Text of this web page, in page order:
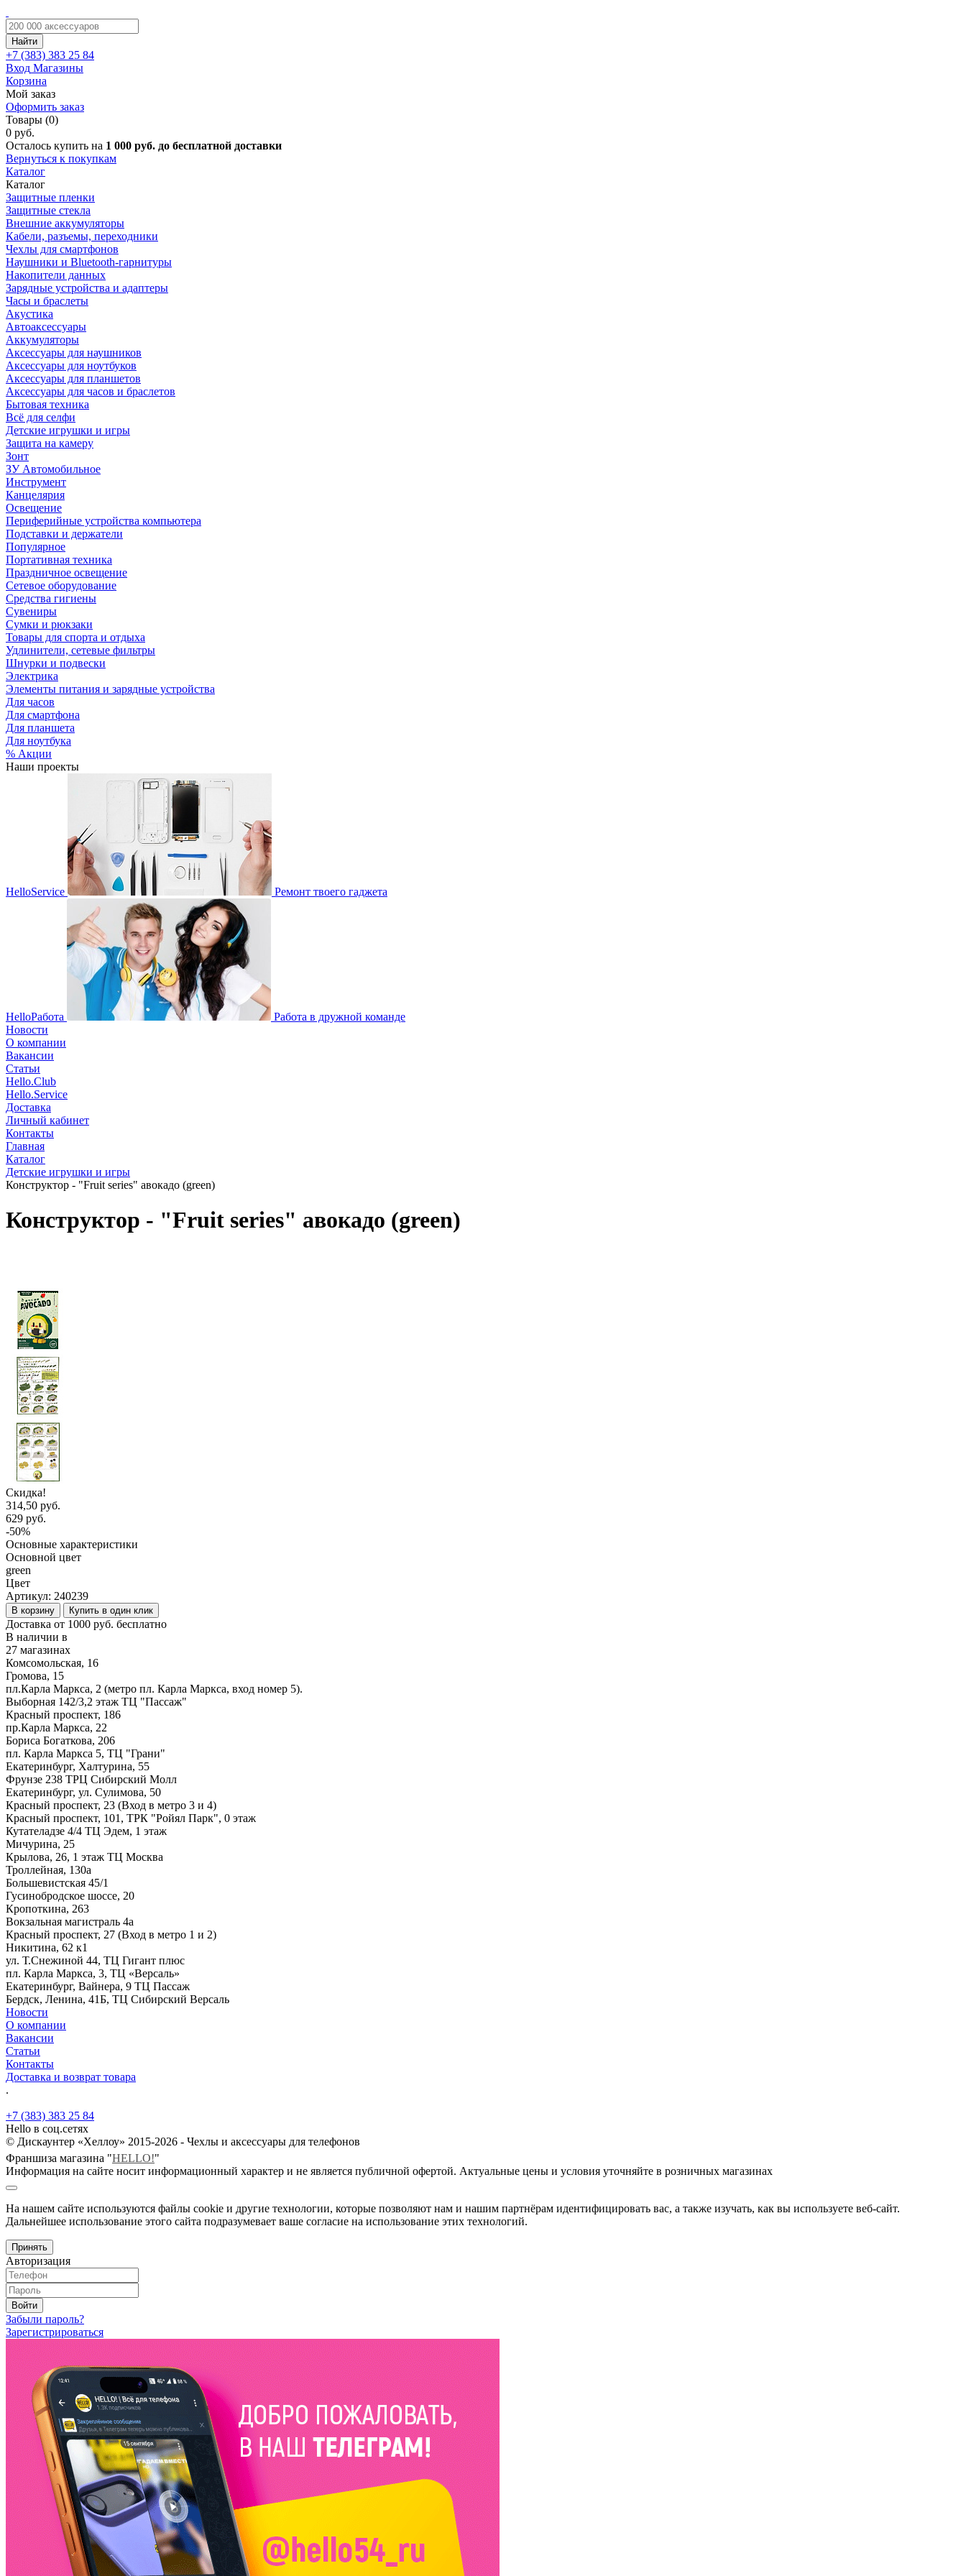
Найти
+7 (383) 383 25 84
Вход Магазины
Корзина
Мой заказ
Оформить заказ
Товары (0)
0 руб.
Осталось купить на 1 000 руб. до бесплатной доставки
Вернуться к покупкам
Каталог
Каталог
Защитные пленки
Защитные стекла
Внешние аккумуляторы
Кабели, разъемы, переходники
Чехлы для смартфонов
Наушники и Bluetooth-гарнитуры
Накопители данных
Зарядные устройства и адаптеры
Часы и браслеты
Акустика
Автоаксессуары
Аккумуляторы
Аксессуары для наушников
Аксессуары для ноутбуков
Аксессуары для планшетов
Аксессуары для часов и браслетов
Бытовая техника
Всё для селфи
Детские игрушки и игры
Защита на камеру
Зонт
ЗУ Автомобильное
Инструмент
Канцелярия
Освещение
Периферийные устройства компьютера
Подставки и держатели
Популярное
Портативная техника
Праздничное освещение
Сетевое оборудование
Средства гигиены
Сувениры
Сумки и рюкзаки
Товары для спорта и отдыха
Удлинители, сетевые фильтры
Шнурки и подвески
Электрика
Элементы питания и зарядные устройства
Для часов
Для смартфона
Для планшета
Для ноутбука
% Акции
Наши проекты
HelloService Ремонт твоего гаджета
HelloРабота
Работа в дружной команде
Новости
О компании
Вакансии
Статьи
Hello.Club
Hello.Service
Доставка
Личный кабинет
Контакты
Главная
Каталог
Детские игрушки и игры
Конструктор - "Fruit series" авокадо (green)
Конструктор - "Fruit series" авокадо (green)
Скидка!
314,50 руб.
629 руб.
-50%
Основные характеристики
Основной цвет
green
Цвет
Артикул: 240239
В корзину Купить в один клик
Доставка от 1000 руб. бесплатно
В наличии в
27 магазинах
Комсомольская, 16
Громова, 15
пл.Карла Маркса, 2 (метро пл. Карла Маркса, вход номер 5).
Выборная 142/3,2 этаж ТЦ "Пассаж"
Красный проспект, 186
пр.Карла Маркса, 22
Бориса Богаткова, 206
пл. Карла Маркса 5, ТЦ "Грани"
Екатеринбург, Халтурина, 55
Фрунзе 238 ТРЦ Сибирский Молл
Екатеринбург, ул. Сулимова, 50
Красный проспект, 23 (Вход в метро 3 и 4)
Красный проспект, 101, ТРК "Ройял Парк", 0 этаж
Кутателадзе 4/4 ТЦ Эдем, 1 этаж
Мичурина, 25
Крылова, 26, 1 этаж ТЦ Москва
Троллейная, 130а
Большевистская 45/1
Гусинобродское шоссе, 20
Кропоткина, 263
Вокзальная магистраль 4а
Красный проспект, 27 (Вход в метро 1 и 2)
Никитина, 62 к1
ул. Т.Снежиной 44, ТЦ Гигант плюс
пл. Карла Маркса, 3, ТЦ «Версаль»
Екатеринбург, Вайнера, 9 ТЦ Пассаж
Бердск, Ленина, 41Б, ТЦ Сибирский Версаль
Новости
О компании
Вакансии
Статьи
Контакты
Доставка и возврат товара
.
+7 (383) 383 25 84
Hello в соц.сетях
© Дискаунтер «Хеллоу» 2015-2026 - Чехлы и аксессуары для телефонов
Франшиза магазина "HELLO!"
Информация на сайте носит информационный характер и не является публичной офертой. Актуальные цены и условия уточняйте в розничных магазинах
На нашем сайте используются файлы cookie и другие технологии, которые позволяют нам и нашим партнёрам идентифицировать вас, а также изучать, как вы используете веб-сайт.
Дальнейшее использование этого сайта подразумевает ваше согласие на использование этих технологий.
Принять
Авторизация
Войти
Забыли пароль?
Зарегистрироваться